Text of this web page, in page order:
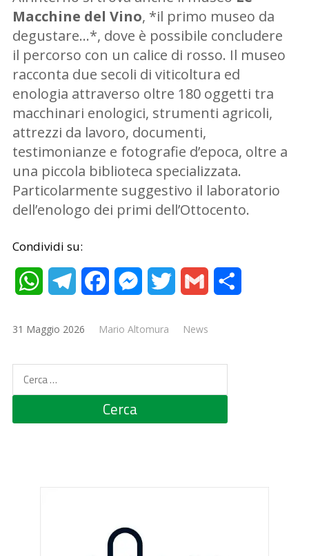
Macchine del Vino, *il primo museo da
degustare…*, dove è possibile concludere
il percorso con un calice di rosso. Il museo
racconta due secoli di viticoltura ed
enologia attraverso oltre 180 oggetti tra
macchinari enologici, strumenti agricoli,
attrezzi da lavoro, documenti,
testimonianze e fotografie d’epoca, oltre a
una piccola biblioteca specializzata.
Particolarmente suggestivo il laboratorio
dell’enologo dei primi dell’Ottocento.
Condividi su:
WhatsAppTelegramFacebookMessenger
Twitter Gmail
31 Maggio 2026 Mario Altomura News